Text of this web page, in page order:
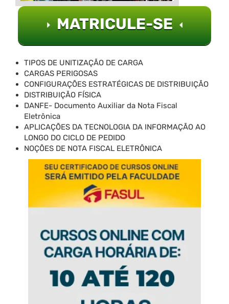
MATRICULE-SE
TIPOS DE UNITIZAÇÃO DE CARGA
CARGAS PERIGOSAS
CONFIGURAÇÕES ESTRATÉGICAS DE DISTRIBUIÇÃO
DISTRIBUIÇÃO FÍSICA
DANFE- Documento Auxiliar da Nota Fiscal
Eletrônica
APLICAÇÕES DA TECNOLOGIA DA INFORMAÇÃO AO
LONGO DO CICLO DE PEDIDO
NOÇÕES DE NOTA FISCAL ELETRÔNICA